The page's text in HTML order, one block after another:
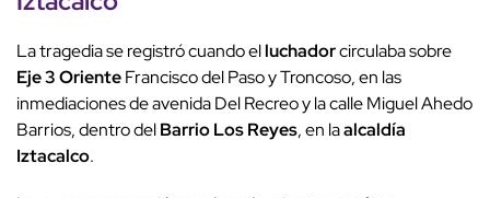
La tragedia se registró cuando elluchadorcirculaba sobre
Eje 3 OrienteFrancisco del Paso y Troncoso, en las
inmediaciones de avenida Del Recreo y la calle Miguel Ahedo
Barrios, dentro delBarrio Los Reyes, en laalcaldía
Iztacalco.